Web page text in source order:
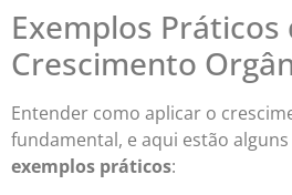
Exemplos Práticos
Crescimento
Entender como aplicar o
fundamental, e aqui estão alguns
exemplos práticos: